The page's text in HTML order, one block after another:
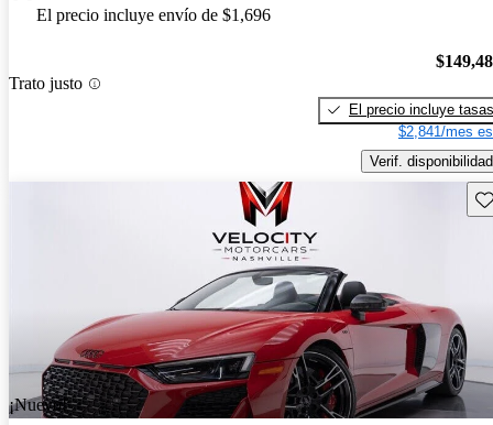
El precio incluye envío de $1,696
Trato justo
El precio incluye tasas
$2,841/mes
Verif. disponibilidad
¡Nuevo!